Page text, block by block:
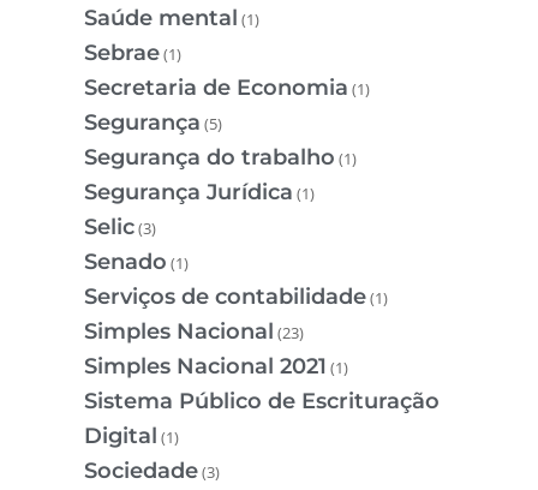
Saúde mental (1)
Sebrae(1)
Secretaria de Economia (1)
Segurança (5)
Segurança do trabalho (1)
Segurança Jurídica (1)
Selic(3)
Senado (1)
Serviços de contabilidade(1)
Simples Nacional (23)
Simples Nacional 2021 (1)
Sistema Público de Escrituração
Digital (1)
Sociedade(3)